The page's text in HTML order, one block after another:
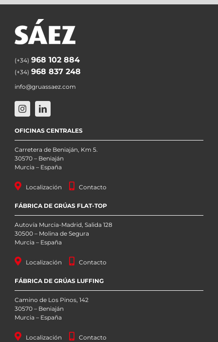
(+34) 968 102 884
(+34) 968 837 248
info@gruassaez.com
OFICINAS CENTRALES
Carretera de Beniaján, Km 5.
30570 – Beniaján
Murcia – España
Localización Contacto
FÁBRICA DE GRÚAS FLAT-TOP
Autovía Murcia-Madrid, Salida 128
30500 – Molina de Segura
Murcia – España
Localización Contacto
FÁBRICA DE GRÚAS LUFFING
Camino de Los Pinos, 142
30570 – Beniaján
Murcia – España
Localización Contacto
Información sobre Cookies
Bienvenida/o a la información básica sobre las cookies de la página web